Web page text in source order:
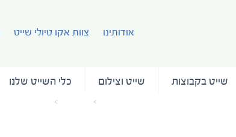
אודותינו צוות אקו טיולי שייט
שייט בקבוצות שייט וצילום כלי השייט שלנו